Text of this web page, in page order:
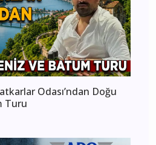
Odası’ndan Doğu
Turu